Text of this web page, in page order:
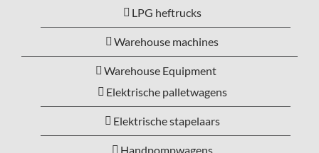
LPG heftrucks
Warehouse machines
Warehouse Equipment
Elektrische palletwagens
Elektrische stapelaars
Handpompwagens